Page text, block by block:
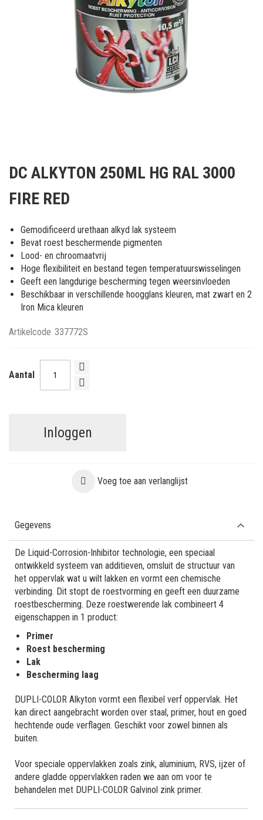
het
van
afbeeldingen-
gallerij
DC ALKYTON 250ML HG RAL 3000
FIRE RED
Gemodificeerd urethaan alkyd lak systeem
Bevat roest beschermende pigmenten
Lood- en chroomaatvrij
Hoge flexibiliteit en bestand tegen temperatuurswisselingen
Geeft een langdurige bescherming tegen weersinvloeden
Beschikbaar in verschillende hoogglans kleuren, mat zwart en 2
Iron Mica kleuren
Artikelcode 337772S
Aantal
Inloggen
Voeg toe aan verlanglijst
Gegevens
De Liquid-Corrosion-Inhibitor technologie, een speciaal
ontwikkeld systeem van additieven, omsluit de structuur van
het oppervlak wat u wilt lakken en vormt een chemische
verbinding. Dit stopt de roestvorming en geeft een duurzame
roestbescherming. Deze roestwerende lak combineert 4
eigenschappen in 1 product:
Primer
Roest bescherming
Lak
Bescherming laag
DUPLI-COLOR Alkyton vormt een flexibel verf oppervlak. Het
kan direct aangebracht worden over staal, primer, hout en goed
hechtende oude verflagen. Geschikt voor zowel binnen als
buiten.
Voor speciale oppervlakken zoals zink, aluminium, RVS, ijzer of
andere gladde oppervlakken raden we aan om voor te
behandelen met DUPLI-COLOR Galvinol zink primer.